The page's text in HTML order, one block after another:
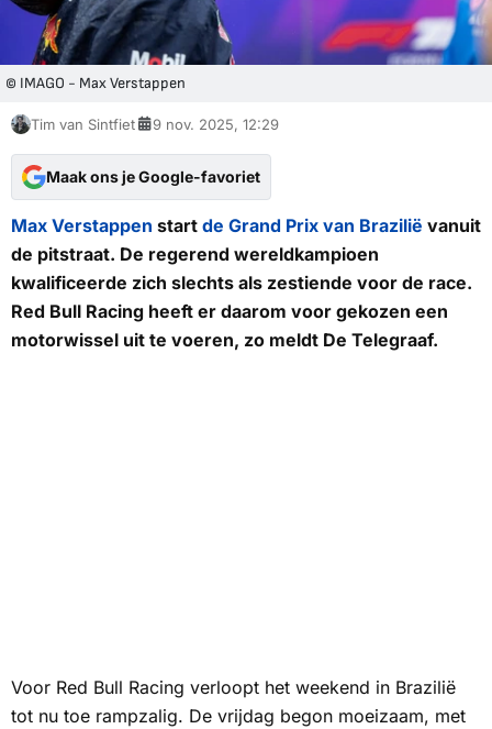
© IMAGO - Max Verstappen
Tim van Sintfiet 9 nov. 2025, 12:29
Maak ons je Google-favoriet
Max Verstappen start de Grand Prix van Brazilië vanuit
de pitstraat. De regerend wereldkampioen
kwalificeerde zich slechts als zestiende voor de race.
Red Bull Racing heeft er daarom voor gekozen een
motorwissel uit te voeren, zo meldt De Telegraaf.
Voor Red Bull Racing verloopt het weekend in Brazilië
tot nu toe rampzalig. De vrijdag begon moeizaam, met